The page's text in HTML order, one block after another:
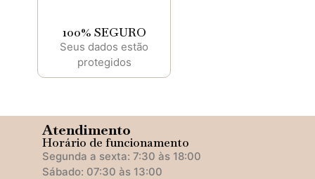
100% SEGURO
Seus dados estão
protegidos
Atendimento
Horário de funcionamento
Segunda a sexta: 7:30 às 18:00
Sábado: 07:30 às 13:00